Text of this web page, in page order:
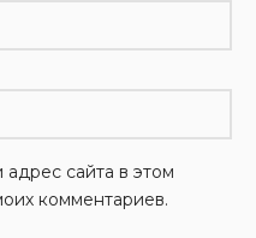
сайта в этом
комментариев.